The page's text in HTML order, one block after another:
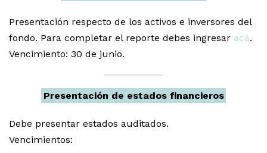
Presentación respecto de los activos e inversores del
fondo. Para completar el reporte debes ingresar acá.
Vencimiento: 30 de junio.
Presentación de estados financieros
Debe presentar estados auditados.
Vencimientos: